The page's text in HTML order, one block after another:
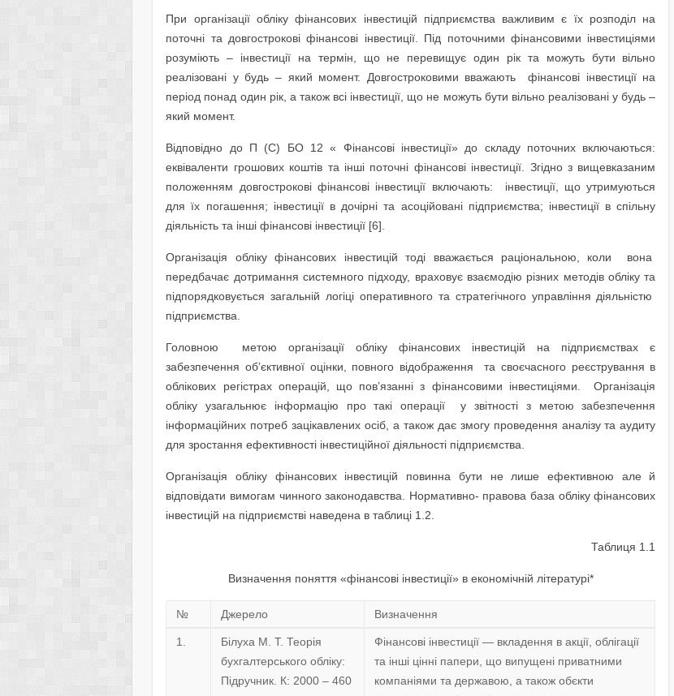
При організації обліку фінансових інвестицій підприємства важливим є їх розподіл на
поточні та довгострокові фінансові інвестиції. Під поточними фінансовими інвестиціями
розуміють – інвестиції на термін, що не перевищує один рік та можуть бути вільно
реалізовані у будь – який момент. Довгостроковими вважають фінансові інвестиції на
період понад один рік, а також всі інвестиції, що не можуть бути вільно реалізовані у будь –
який момент.
Відповідно до П (С) БО 12 « Фінансові інвестиції» до складу поточних включаються:
еквіваленти грошових коштів та інші поточні фінансові інвестиції. Згідно з вищевказаним
положенням довгострокові фінансові інвестиції включають: інвестиції, що утримуються
для їх погашення; інвестиції в дочірні та асоційовані підприємства; інвестиції в спільну
діяльність та інші фінансові інвестиції [6].
Організація обліку фінансових інвестицій тоді вважається раціональною, коли вона
передбачає дотримання системного підходу, враховує взаємодію різних методів обліку та
підпорядковується загальній логіці оперативного та стратегічного управління діяльністю
підприємства.
Головною метою організації обліку фінансових інвестицій на підприємствах є
забезпечення об’єктивної оцінки, повного відображення та своєчасного реєстрування в
облікових регістрах операцій, що пов’язанні з фінансовими інвестиціями. Організація
обліку узагальнює інформацію про такі операції у звітності з метою забезпечення
інформаційних потреб зацікавлених осіб, а також дає змогу проведення аналізу та аудиту
для зростання ефективності інвестиційної діяльності підприємства.
Організація обліку фінансових інвестицій повинна бути не лише ефективною але й
відповідати вимогам чинного законодавства. Нормативно- правова база обліку фінансових
інвестицій на підприємстві наведена в таблиці 1.2.
Таблиця 1.1
Визначення поняття «фінансові інвестиції» в економічній літературі*
№ Джерело Визначення
1.
Білуха М. Т. Теорія
бухгалтерського обліку:
Підручник. К: 2000 – 460
Фінансові інвестиції — вкладення в акцiї, облiгації
та iншi цiннi папери, що випущенi приватними
компанiями та державою, а також обєкти